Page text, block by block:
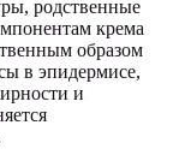
родственные
крема
образом
в эпидермисе,
и